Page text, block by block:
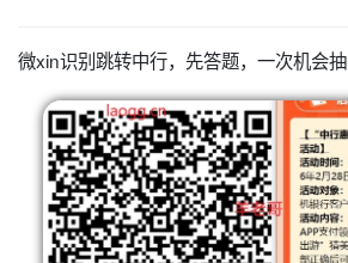
微xin识别跳转中行，先答题，一次机会抽